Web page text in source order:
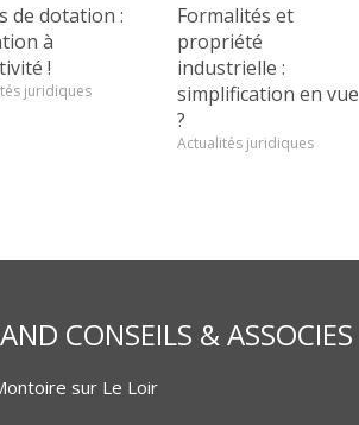
de dotation :
à
!
juridiques
Formalités et
propriété
industrielle :
simplification en vue
?
Actualités juridiques
CONSEILS & ASSOCIES
sur Le Loir